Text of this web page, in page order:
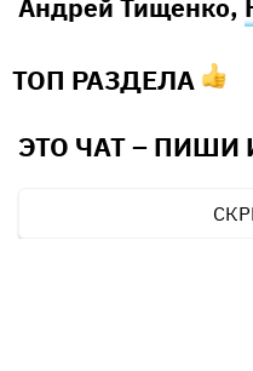
Андрей Тищенко,
ТОП РАЗДЕЛА
ЭТО ЧАТ – ПИШИ